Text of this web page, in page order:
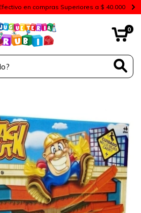
en compras Superiores a $ 40.000
0